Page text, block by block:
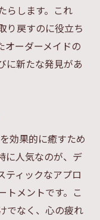
らします。これ
り戻すのに役立ち
オーダーメイドの
に新たな発見があ
効果的に癒すため
に人気なのが、デ
ティックなアプロ
トメントです。こ
でなく、心の疲れ